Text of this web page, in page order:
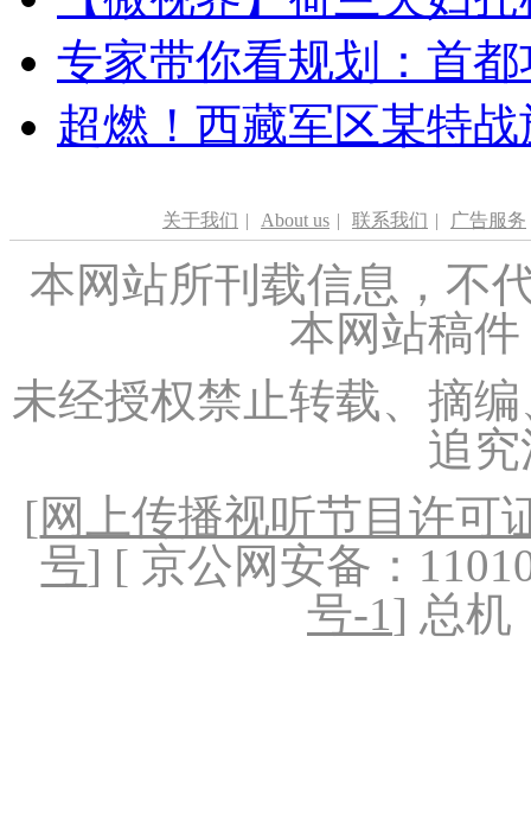
专家带你看规划：首
超燃！西藏军区某特
关于我们 | About us | 联系我们 | 广告服务
本网站所刊载信息，不
本网站稿
未经授权禁止转载、摘
追
[网上传播视听节目许可
号] [ 京公网安备：
号-1] 总机